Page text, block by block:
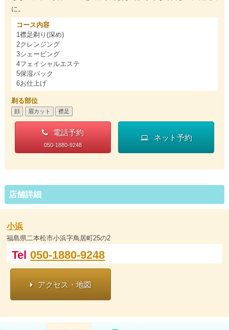
に。
コース内容
1襟足剃り(深め)
2クレンジング
3シェービング
4フェイシャルエステ
5保湿パック
6お仕上げ
剃る部位
顔 眉カット 襟足
電話予約
050-1880-9248
ネット予約
店舗詳細
小浜
福島県二本松市小浜字鳥居町25の2
Tel050-1880-9248
アクセス・地図